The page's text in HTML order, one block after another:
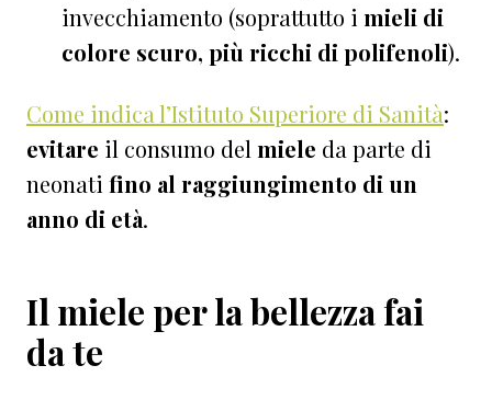
invecchiamento (soprattutto i mieli di
colore scuro, più ricchi di polifenoli).
Come indica l’Istituto Superiore di Sanità:
evitare il consumo del miele da parte di
neonati fino al raggiungimento di un
anno di età.
Il miele per la bellezza fai
da te